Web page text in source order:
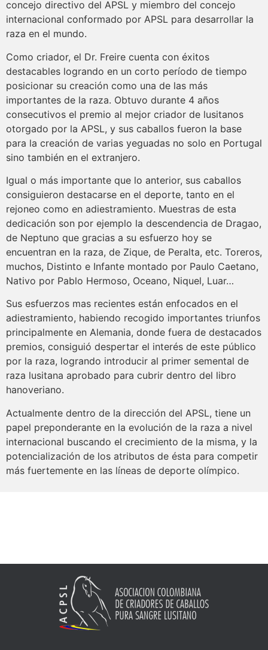
concejo directivo del APSL y miembro del concejo
internacional conformado por APSL para desarrollar la
raza en el mundo.
Como criador, el Dr. Freire cuenta con éxitos
destacables logrando en un corto período de tiempo
posicionar su creación como una de las más
importantes de la raza. Obtuvo durante 4 años
consecutivos el premio al mejor criador de lusitanos
otorgado por la APSL, y sus caballos fueron la base
para la creación de varias yeguadas no solo en Portugal
sino también en el extranjero.
Igual o más importante que lo anterior, sus caballos
consiguieron destacarse en el deporte, tanto en el
rejoneo como en adiestramiento. Muestras de esta
dedicación son por ejemplo la descendencia de Dragao,
de Neptuno que gracias a su esfuerzo hoy se
encuentran en la raza, de Zique, de Peralta, etc. Toreros,
muchos, Distinto e Infante montado por Paulo Caetano,
Nativo por Pablo Hermoso, Oceano, Niquel, Luar…
Sus esfuerzos mas recientes están enfocados en el
adiestramiento, habiendo recogido importantes triunfos
principalmente en Alemania, donde fuera de destacados
premios, consiguió despertar el interés de este público
por la raza, logrando introducir al primer semental de
raza lusitana aprobado para cubrir dentro del libro
hanoveriano.
Actualmente dentro de la dirección del APSL, tiene un
papel preponderante en la evolución de la raza a nivel
internacional buscando el crecimiento de la misma, y la
potencialización de los atributos de ésta para competir
más fuertemente en las líneas de deporte olímpico.